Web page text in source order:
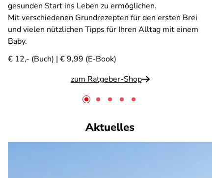
gesunden Start ins Leben zu ermöglichen.
Mit verschiedenen Grundrezepten für den ersten Brei
und vielen nützlichen Tipps für Ihren Alltag mit einem
Baby.
€ 12,- (Buch) | € 9,99 (E-Book)
zum Ratgeber-Shop
Aktuelles